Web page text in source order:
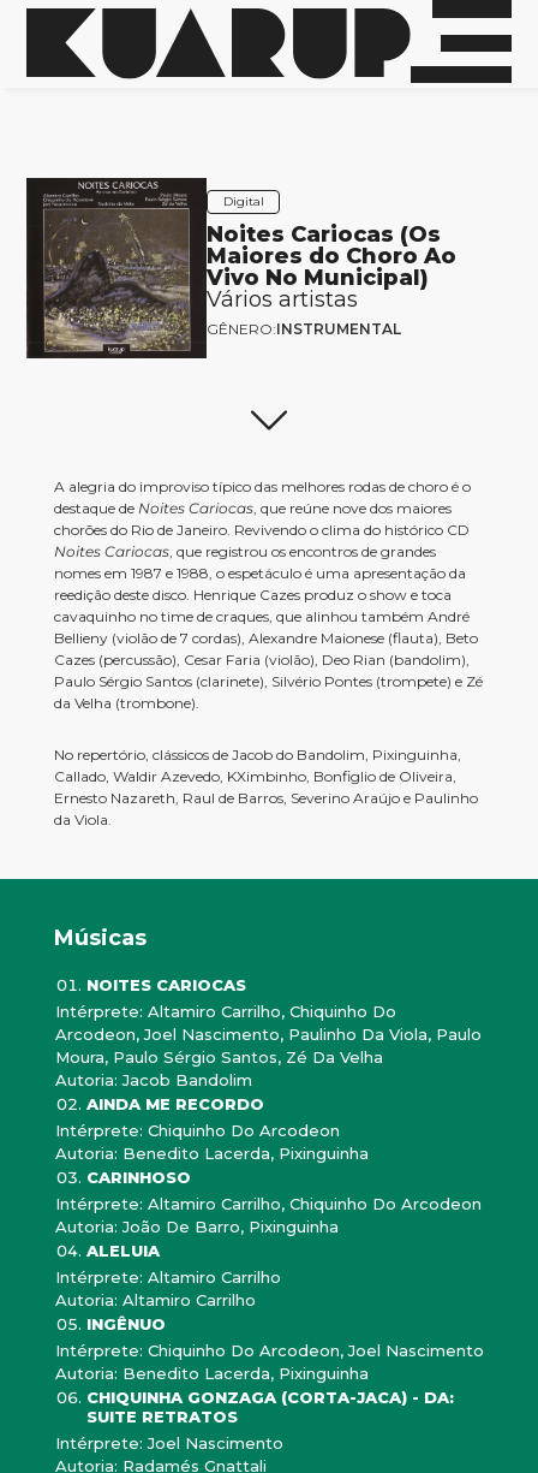
Digital
Noites Cariocas (Os
Maiores do Choro Ao
Vivo No Municipal)
Vários artistas
GÊNERO:INSTRUMENTAL
A alegria do improviso típico das melhores rodas de choro é o
destaque de Noites Cariocas, que reúne nove dos maiores
chorões do Rio de Janeiro. Revivendo o clima do histórico CD
Noites Cariocas, que registrou os encontros de grandes
nomes em 1987 e 1988, o espetáculo é uma apresentação da
reedição deste disco. Henrique Cazes produz o show e toca
cavaquinho no time de craques, que alinhou também André
Bellieny (violão de 7 cordas), Alexandre Maionese (flauta), Beto
Cazes (percussão), Cesar Faria (violão), Deo Rian (bandolim),
Paulo Sérgio Santos (clarinete), Silvério Pontes (trompete) e Zé
da Velha (trombone).
No repertório, clássicos de Jacob do Bandolim, Pixinguinha,
Callado, Waldir Azevedo, KXimbinho, Bonfiglio de Oliveira,
Ernesto Nazareth, Raul de Barros, Severino Araújo e Paulinho
da Viola.
Músicas
NOITES CARIOCAS
Intérprete: Altamiro Carrilho, Chiquinho Do
Arcodeon, Joel Nascimento, Paulinho Da Viola, Paulo
Moura, Paulo Sérgio Santos, Zé Da Velha
Autoria: Jacob Bandolim
AINDA ME RECORDO
Intérprete: Chiquinho Do Arcodeon
Autoria: Benedito Lacerda, Pixinguinha
CARINHOSO
Intérprete: Altamiro Carrilho, Chiquinho Do Arcodeon
Autoria: João De Barro, Pixinguinha
ALELUIA
Intérprete: Altamiro Carrilho
Autoria: Altamiro Carrilho
INGÊNUO
Intérprete: Chiquinho Do Arcodeon, Joel Nascimento
Autoria: Benedito Lacerda, Pixinguinha
CHIQUINHA GONZAGA (CORTA-JACA) - DA:
SUITE RETRATOS
Intérprete: Joel Nascimento
Autoria: Radamés Gnattali